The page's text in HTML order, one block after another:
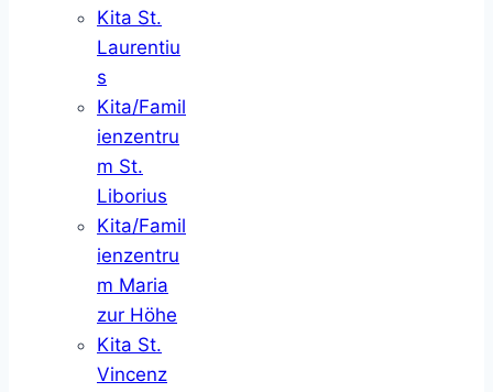
Kita St.
Laurentiu
s
Kita/Famil
ienzentru
m St.
Liborius
Kita/Famil
ienzentru
m Maria
zur Höhe
Kita St.
Vincenz